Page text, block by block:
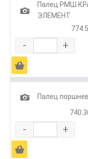
1
Палец РМШ
ЭЛЕМЕНТ
- +
Ä
1
Палец
- +
Ä